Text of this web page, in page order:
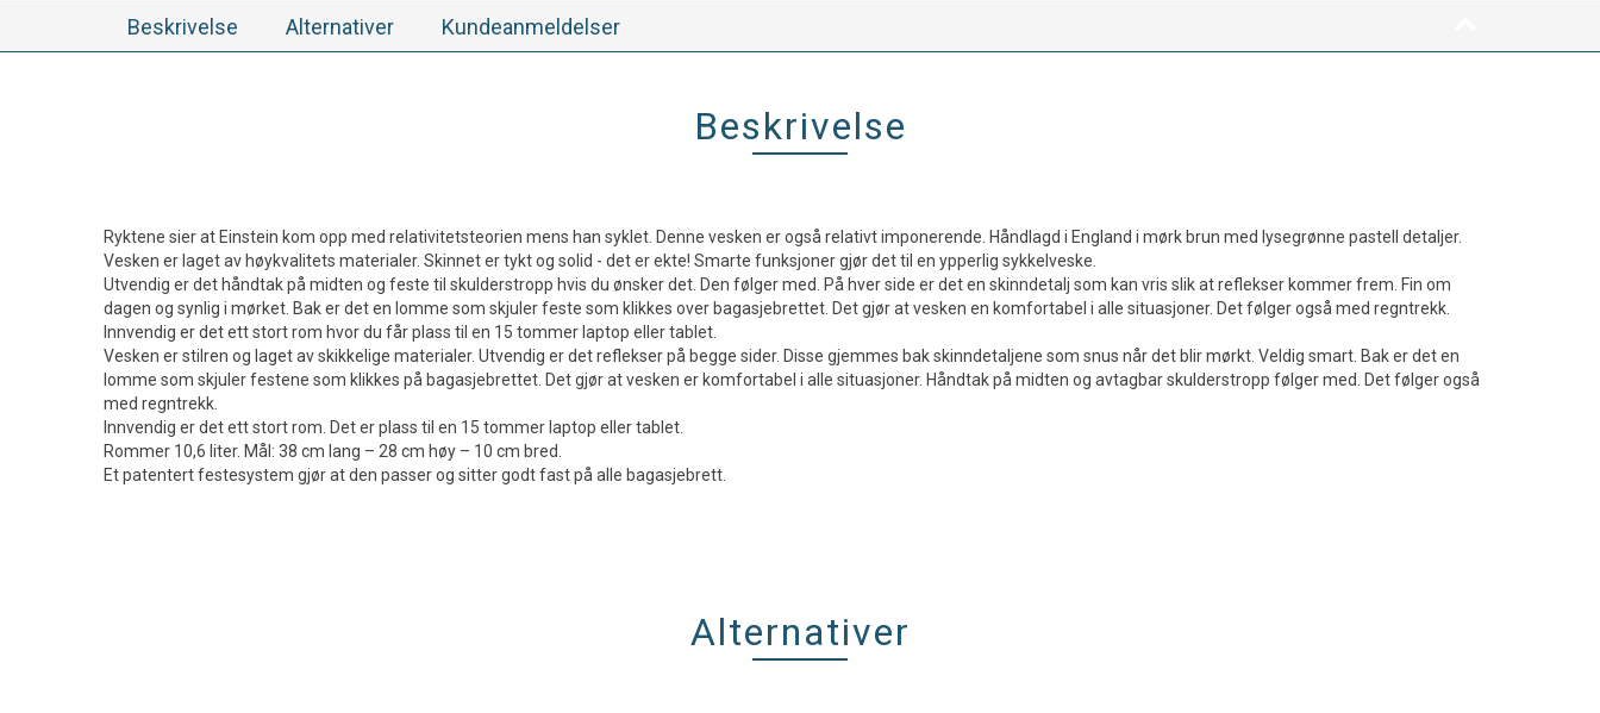
Beskrivelse Alternativer Kundeanmeldelser
Beskrivelse
Ryktene sier at Einstein kom opp med relativitetsteorien mens han syklet. Denne vesken er også relativt imponerende. Håndlagd i England i mørk brun med lysegrønne pastell detaljer.
Vesken er laget av høykvalitets materialer. Skinnet er tykt og solid - det er ekte! Smarte funksjoner gjør det til en ypperlig sykkelveske.
Utvendig er det håndtak på midten og feste til skulderstropp hvis du ønsker det. Den følger med. På hver side er det en skinndetalj som kan vris slik at reflekser kommer frem. Fin om
dagen og synlig i mørket. Bak er det en lomme som skjuler feste som klikkes over bagasjebrettet. Det gjør at vesken en komfortabel i alle situasjoner. Det følger også med regntrekk.
Innvendig er det ett stort rom hvor du får plass til en 15 tommer laptop eller tablet.
Vesken er stilren og laget av skikkelige materialer. Utvendig er det reflekser på begge sider. Disse gjemmes bak skinndetaljene som snus når det blir mørkt. Veldig smart. Bak er det en
lomme som skjuler festene som klikkes på bagasjebrettet. Det gjør at vesken er komfortabel i alle situasjoner. Håndtak på midten og avtagbar skulderstropp følger med. Det følger også
med regntrekk.
Innvendig er det ett stort rom. Det er plass til en 15 tommer laptop eller tablet.
Rommer 10,6 liter. Mål: 38 cm lang – 28 cm høy – 10 cm bred.
Et patentert festesystem gjør at den passer og sitter godt fast på alle bagasjebrett.
Alternativer